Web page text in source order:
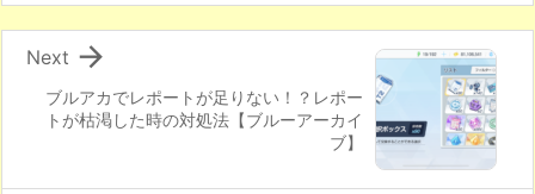
ブルアカでレポートが足りない！？レポー
トが枯渇した時の対処法【ブルーアーカイ
ブ】

Next